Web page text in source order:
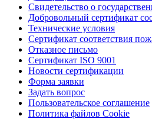
Свидетельство о
Добровольный сертификат
Технические условия
Сертификат соответствия
Отказное письмо
Сертификат ISO 9001
Новости сертификации
Форма заявки
Задать вопрос
Пользовательское соглашение
Политика файлов Cookie